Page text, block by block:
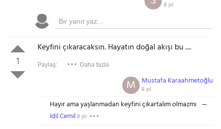
8 yıl
1
Keyfini çıkaracaksın. Hayatın doğal akışı bu ....
Paylaş: Daha fazla
Mustafa Karaahmetoğlu
8 yıl
M
Hayır ama yaşlanmadan keyfini çıkartalım olmazmı
Idil Cemil8 yıl